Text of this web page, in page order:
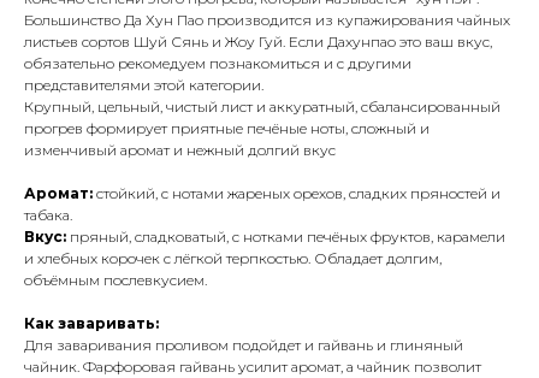
Большинство Да Хун Пао производится из купажирования чайных
листьев сортов Шуй Сянь и Жоу Гуй. Если Дахунпао это ваш вкус,
обязательно рекомедуем познакомиться и с другими
представителями этой категории.
Крупный, цельный, чистый лист и аккуратный, сбалансированный
прогрев формирует приятные печёные ноты, сложный и
изменчивый аромат и нежный долгий вкус
Аромат: стойкий, с нотами жареных орехов, сладких пряностей и
табака.
Вкус: пряный, сладковатый, с нотками печёных фруктов, карамели
и хлебных корочек с лёгкой терпкостью. Обладает долгим,
объёмным послевкусием.
Как заваривать:
Для заваривания проливом подойдет и гайвань и глиняный
чайник. Фарфоровая гайвань усилит аромат, а чайник позволит